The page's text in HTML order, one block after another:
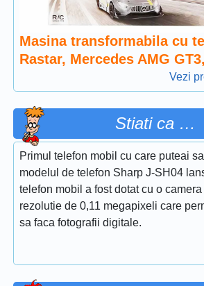
Masina transformabila cu
Rastar, Mercedes AMG
Vezi
Stiati ca …
Primul telefon mobil cu care puteai
modelul de telefon Sharp J-SH04
telefon mobil a fost dotat cu o
rezolutie de 0,11 megapixeli care
sa faca fotografii digitale.